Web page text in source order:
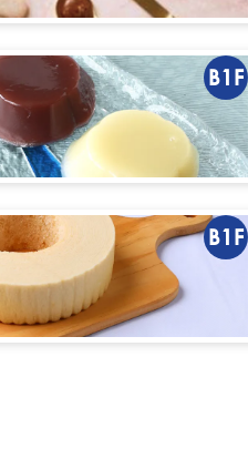
B1F
B1F